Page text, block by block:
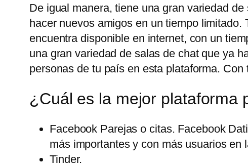
De igual manera, tiene una gran variedad
hacer nuevos amigos en un tiempo
encuentra disponible en internet, con un
una gran variedad de salas de chat que ya
personas de tu país en esta plataforma.
¿Cuál es la mejor plataforma
Facebook Parejas o citas. Facebook
más importantes y con más usuarios en
Tinder.